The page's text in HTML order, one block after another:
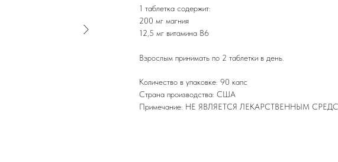
1 таблетка содержит:
200 мг магния
12,5 мг витамина B6
Взрослым принимать по 2 таблетки в день.
Количество в упаковке: 90 капс
Страна производства: США
Примечание: НЕ ЯВЛЯЕТСЯ ЛЕКАРСТВЕННЫМ